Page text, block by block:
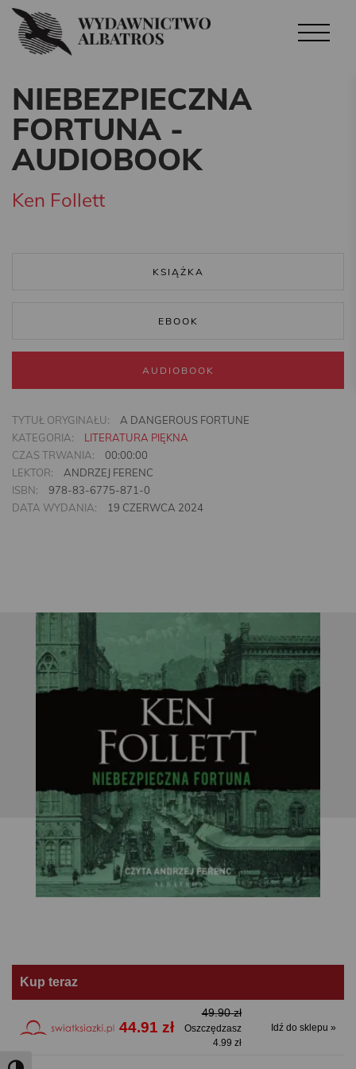
NIEBEZPIECZNA
FORTUNA -
AUDIOBOOK
Ken Follett
KSIĄŻKA
EBOOK
AUDIOBOOK
TYTUŁ ORYGINAŁU:
A DANGEROUS FORTUNE
KATEGORIA:
LITERATURA PIĘKNA
CZAS TRWANIA:
00:00:00
LEKTOR:
ANDRZEJ FERENC
ISBN:
978-83-6775-871-0
DATA WYDANIA:
19 CZERWCA 2024
Kup teraz
44.91 zł
49.90 zł
Oszczędzasz
4.99 zł
Idź do sklepu »